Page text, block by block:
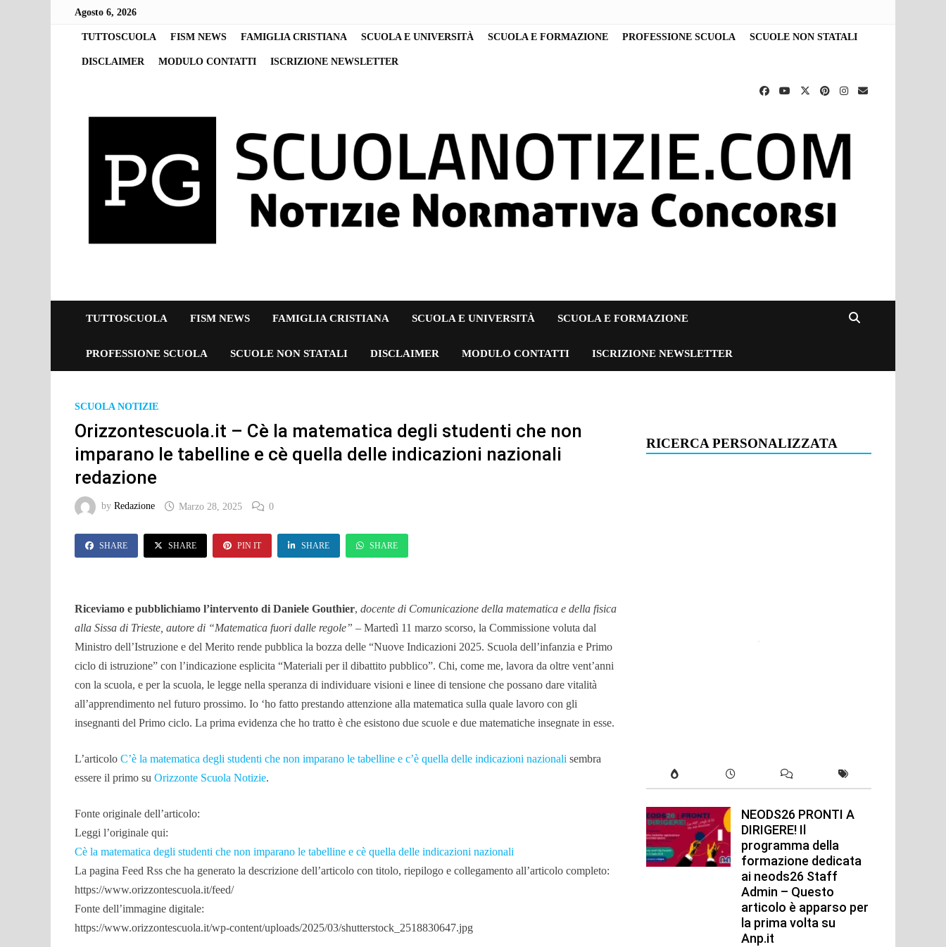
Agosto 6, 2026
TUTTOSCUOLA FISM NEWS FAMIGLIA CRISTIANA SCUOLA E UNIVERSITÀ SCUOLA E FORMAZIONE PROFESSIONE SCUOLA SCUOLE NON STATALI
DISCLAIMER MODULO CONTATTI ISCRIZIONE NEWSLETTER
TUTTOSCUOLA FISM NEWS FAMIGLIA CRISTIANA SCUOLA E UNIVERSITÀ SCUOLA E FORMAZIONE
PROFESSIONE SCUOLA SCUOLE NON STATALI DISCLAIMER MODULO CONTATTI ISCRIZIONE NEWSLETTER
SCUOLA NOTIZIE
Orizzontescuola.it – Cè la matematica degli studenti che non
imparano le tabelline e cè quella delle indicazioni nazionali
redazione
byRedazione Marzo 28, 2025 0
SHARE SHARE PIN IT SHARE SHARE
Riceviamo e pubblichiamo l’intervento di Daniele Gouthier,docente di Comunicazione della matematica e della fisica
alla Sissa di Trieste, autore di “Matematica fuori dalle regole” – Martedì 11 marzo scorso, la Commissione voluta dal
Ministro dell’Istruzione e del Merito rende pubblica la bozza delle “Nuove Indicazioni 2025. Scuola dell’infanzia e Primo
ciclo di istruzione” con l’indicazione esplicita “Materiali per il dibattito pubblico”. Chi, come me, lavora da oltre vent’anni
con la scuola, e per la scuola, le legge nella speranza di individuare visioni e linee di tensione che possano dare vitalità
all’apprendimento nel futuro prossimo. Io ‘ho fatto prestando attenzione alla matematica sulla quale lavoro con gli
insegnanti del Primo ciclo. La prima evidenza che ho tratto è che esistono due scuole e due matematiche insegnate in esse.
L’articoloC’è la matematica degli studenti che non imparano le tabelline e c’è quella delle indicazioni nazionali sembra
essere il primo suOrizzonte Scuola Notizie.
Fonte originale dell’articolo:
Leggi l’originale qui:
Cè la matematica degli studenti che non imparano le tabelline e cè quella delle indicazioni nazionali
La pagina Feed Rss che ha generato la descrizione dell’articolo con titolo, riepilogo e collegamento all’articolo completo:
https://www.orizzontescuola.it/feed/
Fonte dell’immagine digitale:
https://www.orizzontescuola.it/wp-content/uploads/2025/03/shutterstock_2518830647.jpg
RICERCA PERSONALIZZATA
NEODS26 PRONTI A
DIRIGERE! Il
programma della
formazione dedicata
ai neods26 Staff
Admin – Questo
articolo è apparso per
la prima volta su
Anp.it